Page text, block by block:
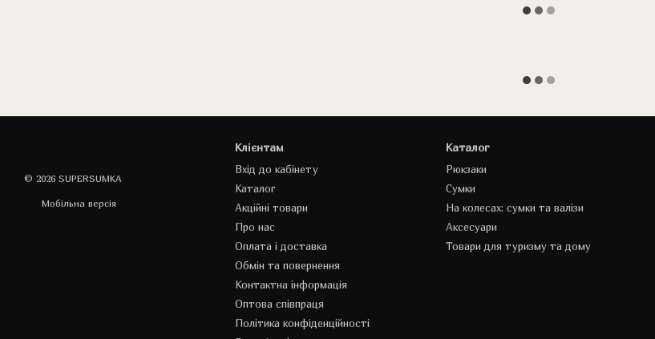
© 2026 SUPERSUMKA
Мобільна версія
Клієнтам
Вхід до кабінету
Каталог
Акційні товари
Про нас
Оплата і доставка
Обмін та повернення
Контактна інформація
Оптова співпраця
Політика конфіденційності
Каталог
Рюкзаки
Сумки
На колесах: сумки та валізи
Аксесуари
Товари для туризму та дому